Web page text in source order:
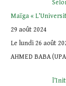
Maïga «
29 août 2024
Le lundi 26 août
AHMED BABA